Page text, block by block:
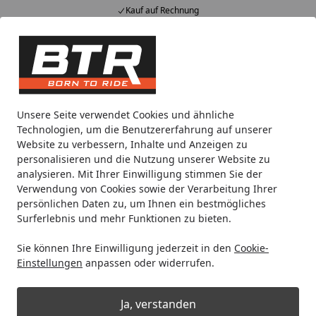
Unsere Seite verwendet Cookies und ähnliche
Technologien, um die Benutzererfahrung auf unserer
Website zu verbessern, Inhalte und Anzeigen zu
personalisieren und die Nutzung unserer Website zu
analysieren. Mit Ihrer Einwilligung stimmen Sie der
Verwendung von Cookies sowie der Verarbeitung Ihrer
persönlichen Daten zu, um Ihnen ein bestmögliches
Surferlebnis und mehr Funktionen zu bieten.
Sie können Ihre Einwilligung jederzeit in den Cookie-
Einstellungen anpassen oder widerrufen.
Ja, verstanden
Kauf auf Rechnung
Alle Produkte
Mein Konto
Suchen
Startseite
Dell'Orto Vergaser Vergaser Komplett
Dell'Orto Vergaser Komplett
Ihre Artikelübersicht
Kategorien
Filter / Sortierung
59 Artikel gefunden